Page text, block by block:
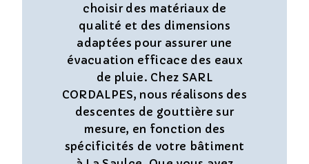
choisir des matériaux de
qualité et des dimensions
adaptées pour assurer une
évacuation efficace des eaux
de pluie. Chez SARL
CORDALPES, nous réalisons des
descentes de gouttière sur
mesure, en fonction des
spécificités de votre bâtiment